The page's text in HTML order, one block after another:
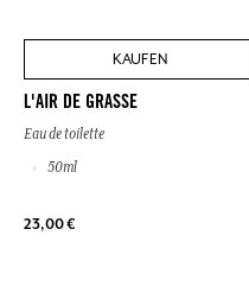
KAUFEN
L'AIR DE GRASSE
Eau de toilette
50ml
23,00 €